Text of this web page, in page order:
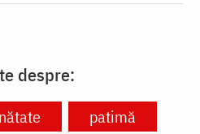
despre:
patimă